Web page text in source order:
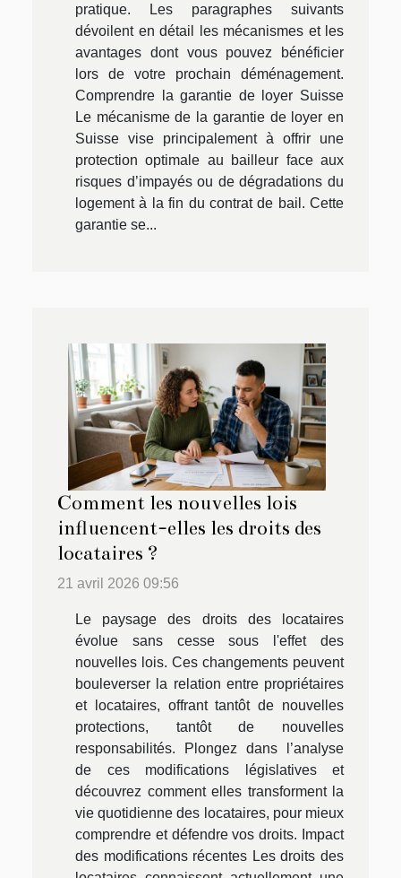
pratique. Les paragraphes suivants
dévoilent en détail les mécanismes et les
avantages dont vous pouvez bénéficier
lors de votre prochain déménagement.
Comprendre la garantie de loyer Suisse
Le mécanisme de la garantie de loyer en
Suisse vise principalement à offrir une
protection optimale au bailleur face aux
risques d’impayés ou de dégradations du
logement à la fin du contrat de bail. Cette
garantie se...
Comment les nouvelles lois
influencent-elles les droits des
locataires ?
21 avril 2026 09:56
Le paysage des droits des locataires
évolue sans cesse sous l'effet des
nouvelles lois. Ces changements peuvent
bouleverser la relation entre propriétaires
et locataires, offrant tantôt de nouvelles
protections, tantôt de nouvelles
responsabilités. Plongez dans l’analyse
de ces modifications législatives et
découvrez comment elles transforment la
vie quotidienne des locataires, pour mieux
comprendre et défendre vos droits. Impact
des modifications récentes Les droits des